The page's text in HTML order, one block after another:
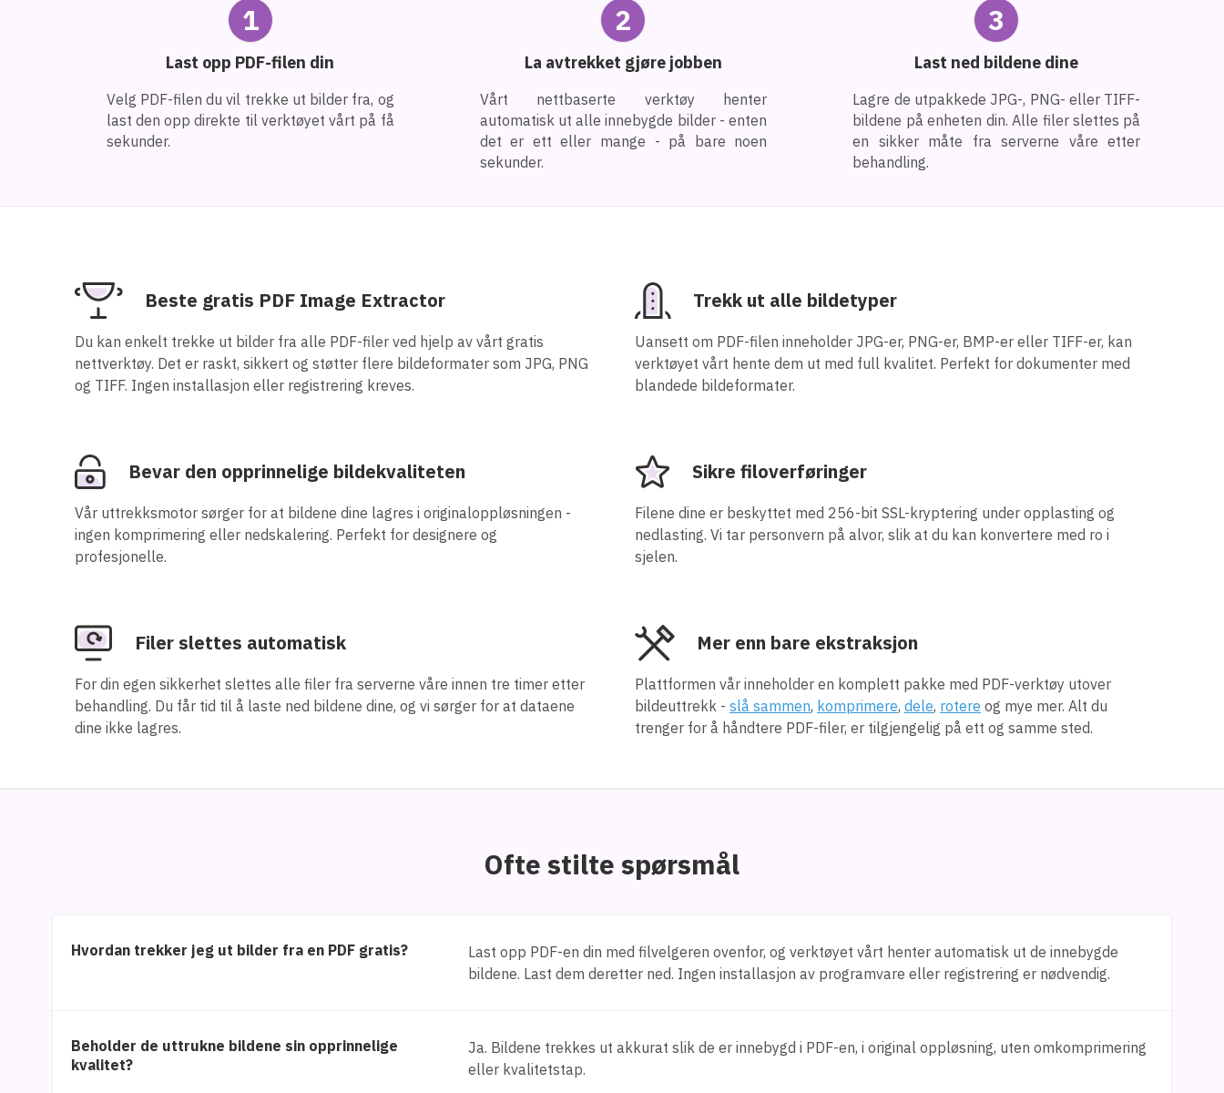
1
Last opp PDF-filen din
Velg PDF-filen du vil trekke ut bilder fra, og
last den opp direkte til verktøyet vårt på få
sekunder.
2
La avtrekket gjøre jobben
Vårt nettbaserte verktøy henter
automatisk ut alle innebygde bilder - enten
det er ett eller mange - på bare noen
sekunder.
3
Last ned bildene dine
Lagre de utpakkede JPG-, PNG- eller TIFF-
bildene på enheten din. Alle filer slettes på
en sikker måte fra serverne våre etter
behandling.
Beste gratis PDF Image Extractor
Du kan enkelt trekke ut bilder fra alle PDF-filer ved hjelp av vårt gratis
nettverktøy. Det er raskt, sikkert og støtter flere bildeformater som JPG, PNG
og TIFF. Ingen installasjon eller registrering kreves.
Trekk ut alle bildetyper
Uansett om PDF-filen inneholder JPG-er, PNG-er, BMP-er eller TIFF-er, kan
verktøyet vårt hente dem ut med full kvalitet. Perfekt for dokumenter med
blandede bildeformater.
Bevar den opprinnelige bildekvaliteten
Vår uttrekksmotor sørger for at bildene dine lagres i originaloppløsningen -
ingen komprimering eller nedskalering. Perfekt for designere og
profesjonelle.
Sikre filoverføringer
Filene dine er beskyttet med 256-bit SSL-kryptering under opplasting og
nedlasting. Vi tar personvern på alvor, slik at du kan konvertere med ro i
sjelen.
Filer slettes automatisk
For din egen sikkerhet slettes alle filer fra serverne våre innen tre timer etter
behandling. Du får tid til å laste ned bildene dine, og vi sørger for at dataene
dine ikke lagres.
Mer enn bare ekstraksjon
Plattformen vår inneholder en komplett pakke med PDF-verktøy utover
bildeuttrekk - slå sammen, komprimere, dele, rotere og mye mer. Alt du
trenger for å håndtere PDF-filer, er tilgjengelig på ett og samme sted.
Ofte stilte spørsmål
Hvordan trekker jeg ut bilder fra en PDF gratis?
Last opp PDF-en din med filvelgeren ovenfor, og verktøyet vårt henter automatisk ut de innebygde
bildene. Last dem deretter ned. Ingen installasjon av programvare eller registrering er nødvendig.
Beholder de uttrukne bildene sin opprinnelige
kvalitet?
Ja. Bildene trekkes ut akkurat slik de er innebygd i PDF-en, i original oppløsning, uten omkomprimering
eller kvalitetstap.